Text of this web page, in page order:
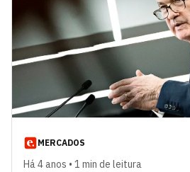
MERCADOS
Há 4 anos • 1 min de leitura